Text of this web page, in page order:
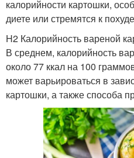
калорийности картошки,
диете или стремятся к
H2 Калорийность вареной
В среднем, калорийность
около 77 ккал на 100
может варьироваться в
картошки, а также способа